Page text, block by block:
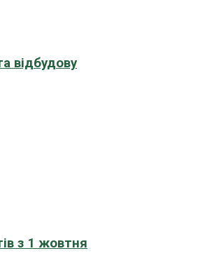
відбудову
з 1 жовтня